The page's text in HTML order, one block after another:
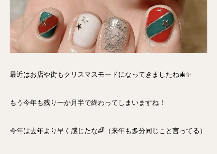
最近はお店や街もクリスマスモードになってきましたね🎄✨
もう今年も残り一か月半で終わってしまいますね！
今年は去年より早く感じたな🌈（来年も多分同じこと言ってる）